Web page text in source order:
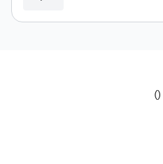
(
)